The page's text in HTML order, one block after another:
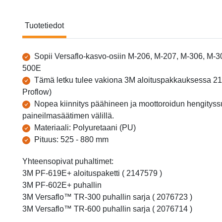
Tuotetiedot
Tuotetiedot
Sopii Versaflo-kasvo-osiin M-206, M-207, M-306, M-
500E
Tämä letku tulee vakiona 3M aloituspakkauksessa
Proflow)
Nopea kiinnitys päähineen ja moottoroidun
paineilmasäätimen välillä.
Materiaali: Polyuretaani (PU)
Pituus: 525 - 880 mm
Yhteensopivat puhaltimet:
3M PF-619E+ aloituspaketti ( 2147579 )
3M PF-602E+ puhallin
3M Versaflo™ TR-300 puhallin sarja ( 2076723 )
3M Versaflo™ TR-600 puhallin sarja ( 2076714 )